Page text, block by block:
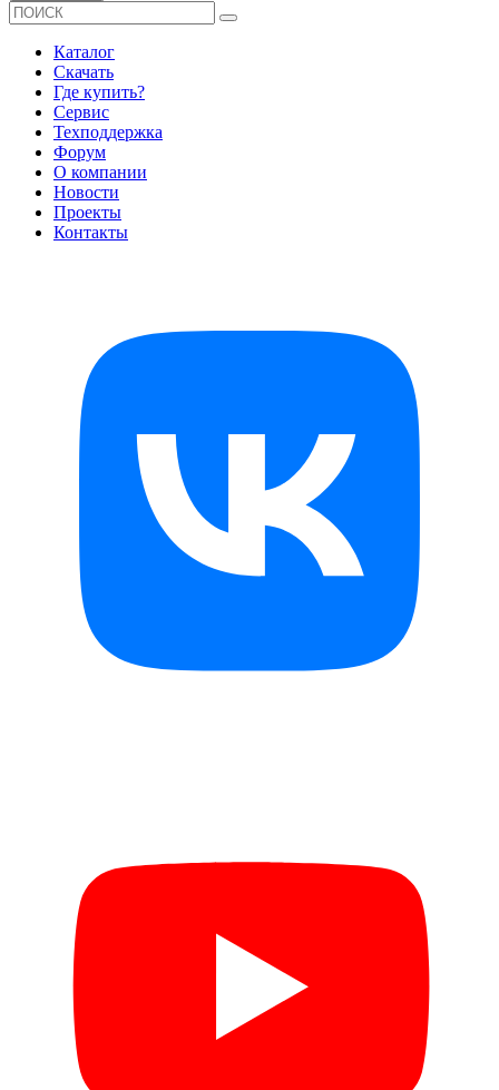
Каталог
Скачать
Где купить?
Сервис
Техподдержка
Форум
О компании
Новости
Проекты
Контакты